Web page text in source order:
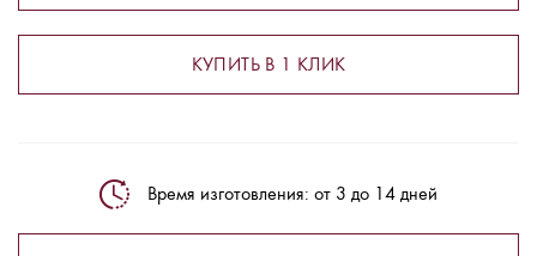
КУПИТЬ В 1 КЛИК
Время изготовления: от 3 до 14 дней